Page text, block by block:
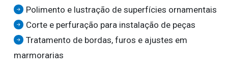
Polimento e lustração de superfícies ornamentais
Corte e perfuração para instalação de peças
Tratamento de bordas, furos e ajustes em
marmorarias